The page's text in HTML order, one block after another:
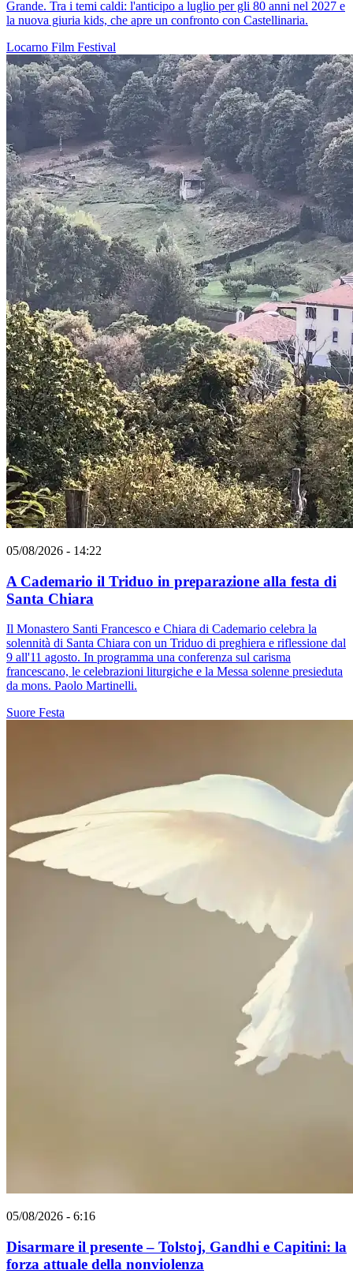
Grande. Tra i temi caldi: l'anticipo a luglio per gli 80 anni nel 2027 e
la nuova giuria kids, che apre un confronto con Castellinaria.
Locarno Film Festival
05/08/2026 - 14:22
A Cademario il Triduo in preparazione alla festa di
Santa Chiara
Il Monastero Santi Francesco e Chiara di Cademario celebra la
solennità di Santa Chiara con un Triduo di preghiera e riflessione dal
9 all'11 agosto. In programma una conferenza sul carisma
francescano, le celebrazioni liturgiche e la Messa solenne presieduta
da mons. Paolo Martinelli.
Suore Festa
05/08/2026 - 6:16
Disarmare il presente – Tolstoj, Gandhi e Capitini: la
forza attuale della nonviolenza